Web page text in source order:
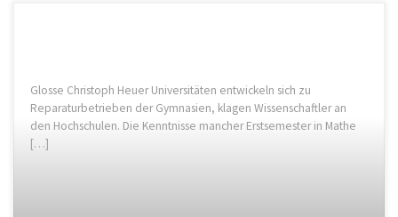
Glosse Christoph Heuer Universitäten entwickeln sich zu
Reparaturbetrieben der Gymnasien, klagen Wissenschaftler an
den Hochschulen. Die Kenntnisse mancher Erstsemester in Mathe
[…]